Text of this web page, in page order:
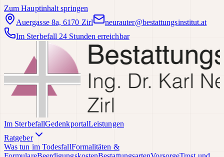
Zum Hauptinhalt springen
Auergasse 8a, 6170 Zirl
neurauter@bestattungsinstitut.at
Im Sterbefall 24 Stunden erreichbar
Im SterbefallGedenkportalLeistungen
Ratgeber
Was tun im TodesfallFormalitäten &